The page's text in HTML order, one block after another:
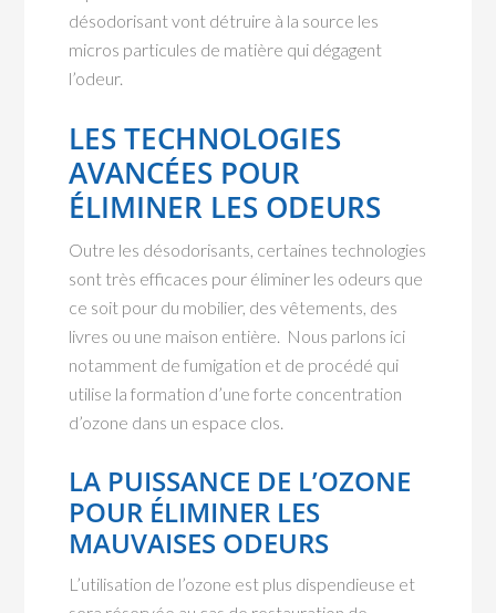
désodorisant vont détruire à la source les
micros particules de matière qui dégagent
l’odeur.
LES TECHNOLOGIES
AVANCÉES POUR
ÉLIMINER LES ODEURS
Outre les désodorisants, certaines technologies
sont très efficaces pour éliminer les odeurs que
ce soit pour du mobilier, des vêtements, des
livres ou une maison entière. Nous parlons ici
notamment de fumigation et de procédé qui
utilise la formation d’une forte concentration
d’ozone dans un espace clos.
LA PUISSANCE DE L’OZONE
POUR ÉLIMINER LES
MAUVAISES ODEURS
L’utilisation de l’ozone est plus dispendieuse et